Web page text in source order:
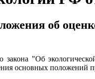
об
закона "Об
основных положений